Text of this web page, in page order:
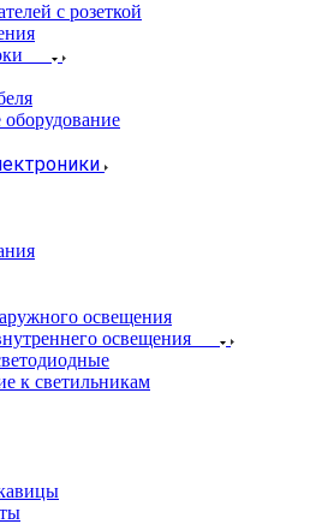
с розеткой
оборудование
освещения
освещения
к светильникам